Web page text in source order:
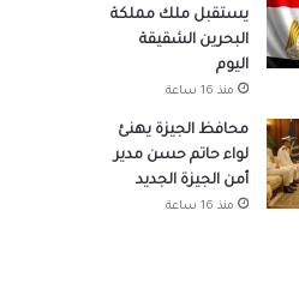
يستقبل ملك مملكة
البحرين الشقيقة
اليوم
منذ 16 ساعة
محافظ الجيزة يهنئ
لواء حاتم حسن مدير
أمن الجيزة الجديد
منذ 16 ساعة